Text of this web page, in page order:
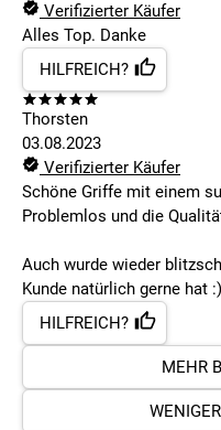
Verifizierter Käufer
Alles Top. Danke
HILFREICH?
Thorsten
03.08.2023
Verifizierter Käufer
Schöne Griffe mit einem
Problemlos und die
Auch wurde wieder
Kunde natürlich gerne hat :)
HILFREICH?
MEHR